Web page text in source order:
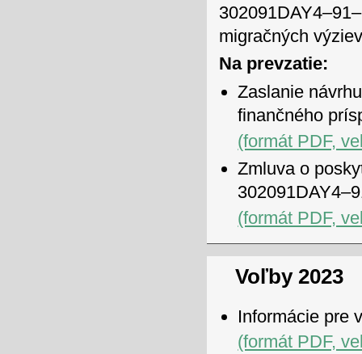
migračných
Na prevzatie:
Zaslanie
finančného
(formát PDF,
Zmluva o
(formát PDF,
Voľby 2023
Informácie pre
(formát PDF,